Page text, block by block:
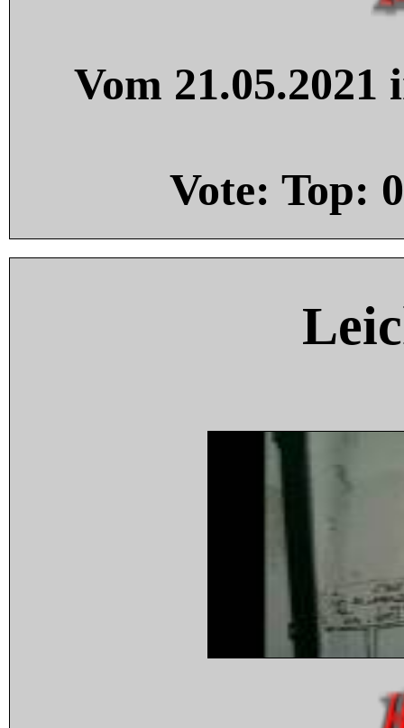
Vom
Vote: Top: 0